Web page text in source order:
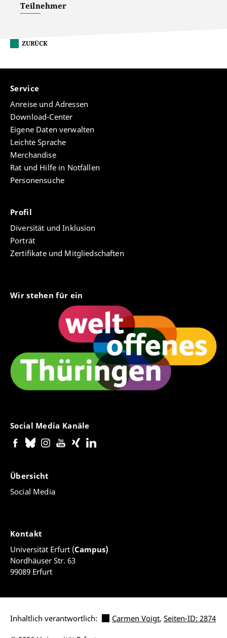
Teilnehmer
ZURÜCK
Service
Anreise und Adressen
Download-Center
Eigene Daten verwalten
Leichte Sprache
Merchandise
Rat und Hilfe in Notfällen
Personensuche
Profil
Diversität und Inklusion
Porträt
Zertifikate und Mitgliedschaften
Wir stehen für ein
Social Media Kanäle
Übersicht
Social Media
Kontakt
Universität Erfurt (Campus)
Nordhäuser Str. 63
99089 Erfurt
Inhaltlich verantwortlich: Carmen Voigt, Seiten-ID: 2874